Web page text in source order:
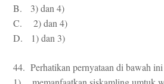
B. 3) dan 4)
C. 2) dan
D. 1) dan 3)
44. Perhatikan pernyataan di bawah